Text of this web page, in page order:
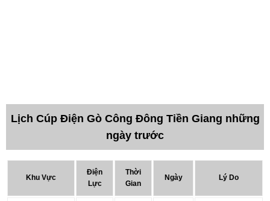
Lịch Cúp Điện Gò Công Đông Tiền Giang những
ngày trước
Khu Vực
Điện
Lực
Thời
Gian
Ngày Lý Do